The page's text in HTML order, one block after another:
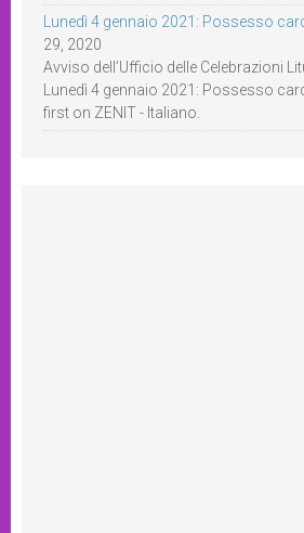
Lunedì 4 gennaio 2021: Possesso
29, 2020
Avviso dell’Ufficio delle Celebrazioni
Lunedì 4 gennaio 2021: Possesso
first on ZENIT - Italiano.